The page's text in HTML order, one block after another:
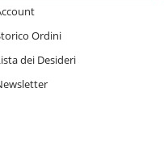
Ordini
dei Desideri